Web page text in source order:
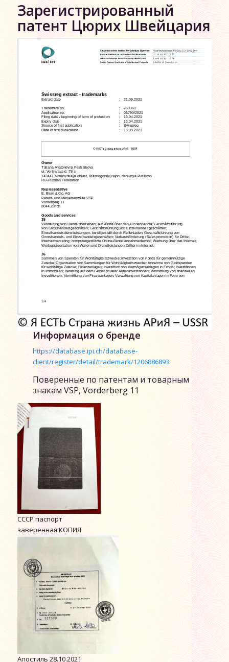
Зарегистрированный
патент Цюрих Швейцария
Информация о бренде
https://database.ipi.ch/database-
client/register/detail/trademark/1206886893
Поверенные по патентам и товарным
знакам VSP, Vorderberg 11
СССР паспорт
заверенная КОПИЯ
Апостиль 28.10.2021